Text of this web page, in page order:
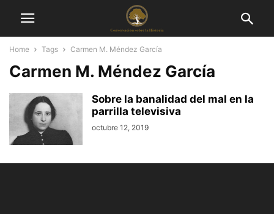
Home Tags Carmen M. Méndez García
Carmen M. Méndez García
Sobre la banalidad del mal en la
parrilla televisiva
octubre 12, 2019